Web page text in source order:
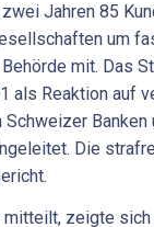
Jahren 85
um
mit. Das
als Reaktion auf
Die
zeigte sich